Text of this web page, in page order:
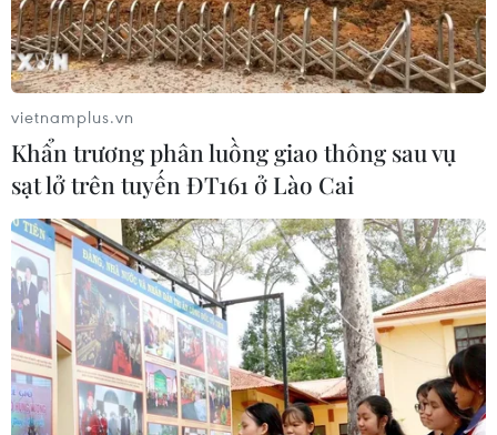
Phát hiện những đột biến "bí ẩn" của
SARS-CoV-2 trong nước thải
10/02/2022 04:41
Các nhà khoa học của Đại học Missouri (Mỹ) phát hiện
vietnamplus.vn
Khẩn trương phân luồng giao thông sau vụ
sạt lở trên tuyến ĐT161 ở Lào Cai